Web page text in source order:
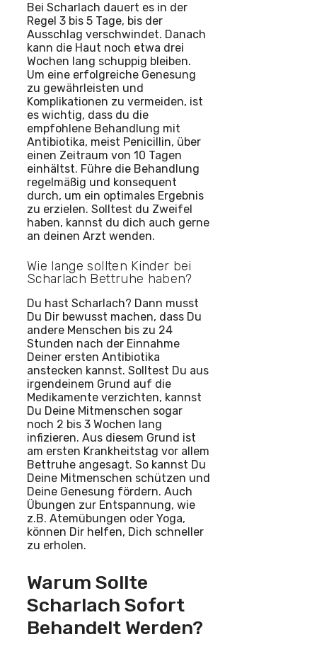
Bei Scharlach dauert es in der
Regel 3 bis 5 Tage, bis der
Ausschlag verschwindet. Danach
kann die Haut noch etwa drei
Wochen lang schuppig bleiben.
Um eine erfolgreiche Genesung
zu gewährleisten und
Komplikationen zu vermeiden, ist
es wichtig, dass du die
empfohlene Behandlung mit
Antibiotika, meist Penicillin, über
einen Zeitraum von 10 Tagen
einhältst. Führe die Behandlung
regelmäßig und konsequent
durch, um ein optimales Ergebnis
zu erzielen. Solltest du Zweifel
haben, kannst du dich auch gerne
an deinen Arzt wenden.
Wie lange sollten Kinder bei
Scharlach Bettruhe haben?
Du hast Scharlach? Dann musst
Du Dir bewusst machen, dass Du
andere Menschen bis zu 24
Stunden nach der Einnahme
Deiner ersten Antibiotika
anstecken kannst. Solltest Du aus
irgendeinem Grund auf die
Medikamente verzichten, kannst
Du Deine Mitmenschen sogar
noch 2 bis 3 Wochen lang
infizieren. Aus diesem Grund ist
am ersten Krankheitstag vor allem
Bettruhe angesagt. So kannst Du
Deine Mitmenschen schützen und
Deine Genesung fördern. Auch
Übungen zur Entspannung, wie
z.B. Atemübungen oder Yoga,
können Dir helfen, Dich schneller
zu erholen.
Warum Sollte
Scharlach Sofort
Behandelt Werden?